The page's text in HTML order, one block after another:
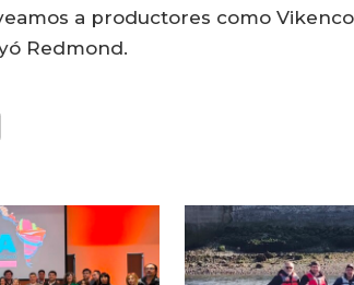
a productores como
Redmond.